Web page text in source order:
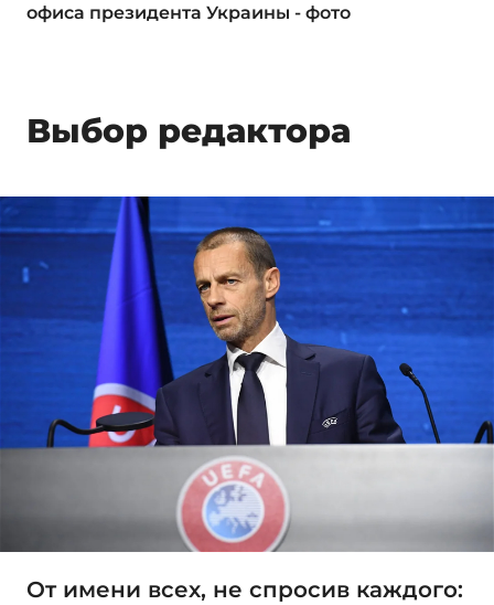
офиса президента Украины - фото
Выбор редактора
От имени всех, не спросив каждого: